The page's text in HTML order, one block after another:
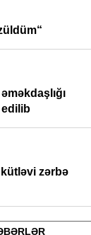
zərbə